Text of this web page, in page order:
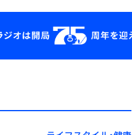
YouTube
会社情報